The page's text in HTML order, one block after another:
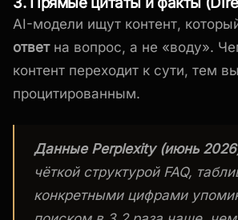
AI-модели ищут контент,
ответна вопрос, а не «воду».
контент переходит к сути, тем
процитированным.
Данные Perplexity (июнь
чёткой структурой FAQ,
конкретными цифрами